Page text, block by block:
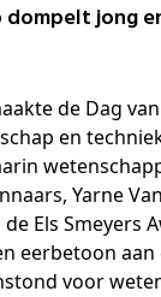
en
Yarne
Els Smeyers
eerbetoon
voor